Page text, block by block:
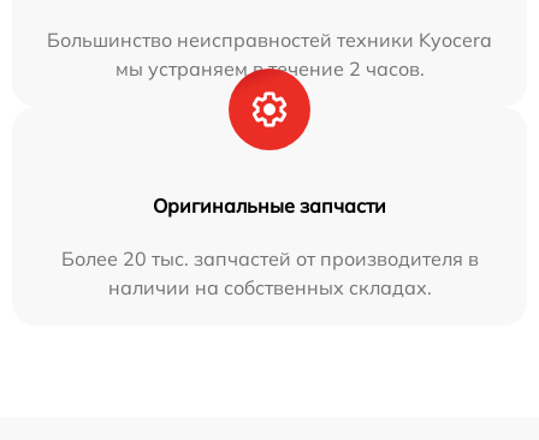
Большинство неисправностей техники Kyocera
мы устраняем в течение 2 часов.
Оригинальные запчасти
Более 20 тыс. запчастей от производителя в
наличии на собственных складах.